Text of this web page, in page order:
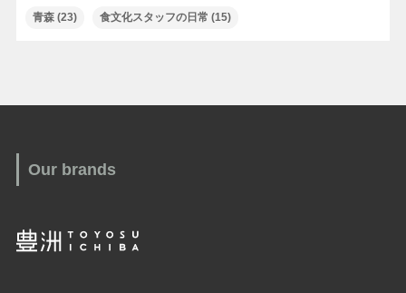
青森(23) 食文化スタッフの日常 (15)
Our brands